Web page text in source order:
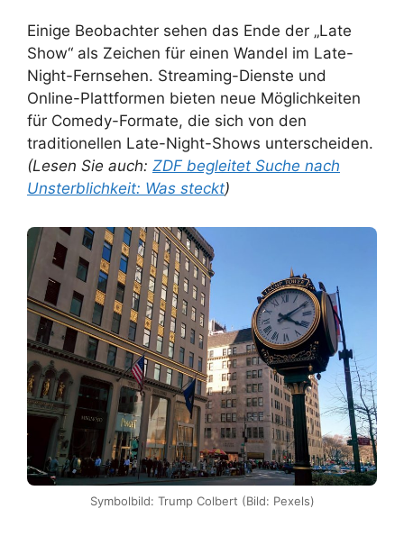
Einige Beobachter sehen das Ende der „Late
Show“ als Zeichen für einen Wandel im Late-
Night-Fernsehen. Streaming-Dienste und
Online-Plattformen bieten neue Möglichkeiten
für Comedy-Formate, die sich von den
traditionellen Late-Night-Shows unterscheiden.
(Lesen Sie auch: ZDF begleitet Suche nach
Unsterblichkeit: Was steckt)
Symbolbild: Trump Colbert (Bild: Pexels)